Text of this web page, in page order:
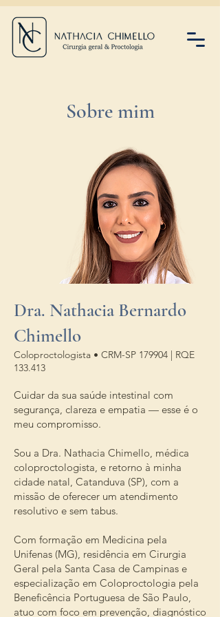
Sobre mim
Dra. Nathacia Bernardo
Chimello
Coloproctologista • CRM-SP 179904 | RQE
133.413
Cuidar da sua saúde intestinal com
segurança, clareza e empatia — esse é o
meu compromisso.
Sou a Dra. Nathacia Chimello, médica
coloproctologista, e retorno à minha
cidade natal, Catanduva (SP), com a
missão de oferecer um atendimento
resolutivo e sem tabus.
Com formação em Medicina pela
Unifenas (MG), residência em Cirurgia
Geral pela Santa Casa de Campinas e
especialização em Coloproctologia pela
Beneficência Portuguesa de São Paulo,
atuo com foco em prevenção, diagnóstico